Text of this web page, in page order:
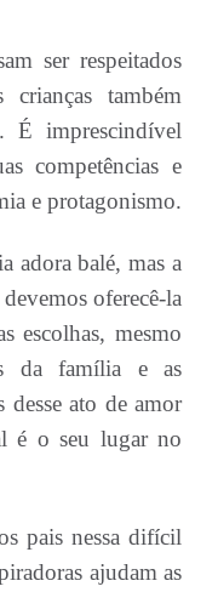
ser respeitados
também
É imprescindível
competências e
e protagonismo.
adora balé, mas a
oferecê-la
escolhas, mesmo
da família e as
desse ato de amor
é o seu lugar no
pais nessa difícil
ajudam as